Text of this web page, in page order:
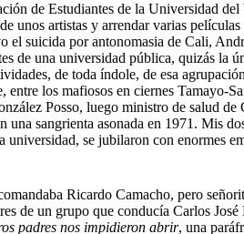
de Estudiantes de la Universidad del
unos artistas y arrendar varias
suicida por antonomasia de Cali,
de una universidad pública, quizás la
de toda índole, de esa
los mafiosos en ciernes Tamayo-
Posso, luego ministro de salud de
una sangrienta asonada en 1971. Mis
se jubilaron con enormes
Ricardo Camacho, pero
de un grupo que conducía Carlos José
padres nos impidieron abrir, una